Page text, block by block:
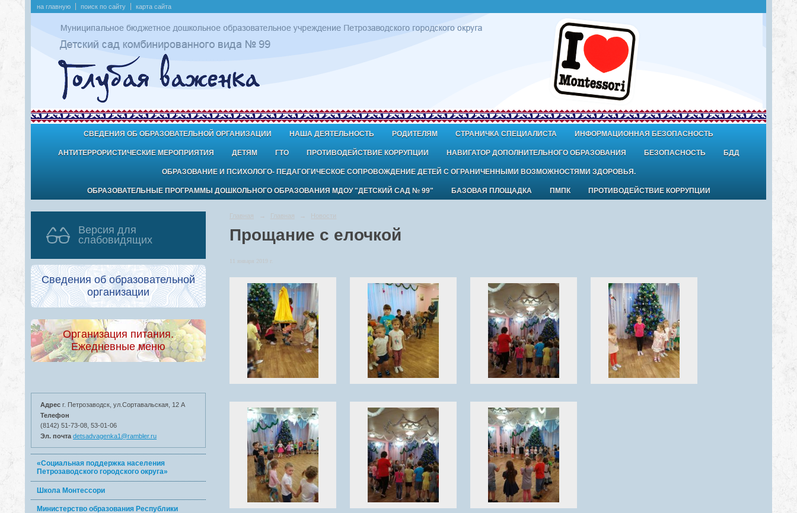
на главную поиск по сайту карта сайта
СВЕДЕНИЯ ОБ ОБРАЗОВАТЕЛЬНОЙ ОРГАНИЗАЦИИ НАША ДЕЯТЕЛЬНОСТЬ РОДИТЕЛЯМ СТРАНИЧКА СПЕЦИАЛИСТА ИНФОРМАЦИОННАЯ БЕЗОПАСНОСТЬ
АНТИТЕРРОРИСТИЧЕСКИЕ МЕРОПРИЯТИЯ ДЕТЯМ ГТО ПРОТИВОДЕЙСТВИЕ КОРРУПЦИИ НАВИГАТОР ДОПОЛНИТЕЛЬНОГО ОБРАЗОВАНИЯ БЕЗОПАСНОСТЬ БДД
ОБРАЗОВАНИЕ И ПСИХОЛОГО- ПЕДАГОГИЧЕСКОЕ СОПРОВОЖДЕНИЕ ДЕТЕЙ С ОГРАНИЧЕННЫМИ ВОЗМОЖНОСТЯМИ ЗДОРОВЬЯ.
ОБРАЗОВАТЕЛЬНЫЕ ПРОГРАММЫ ДОШКОЛЬНОГО ОБРАЗОВАНИЯ МДОУ "ДЕТСКИЙ САД № 99" БАЗОВАЯ ПЛОЩАДКА ПМПК ПРОТИВОДЕЙСТВИЕ КОРРУПЦИИ
Версия для
слабовидящих
Сведения об образовательной
организации
Организация питания.
Ежедневные меню
Адрес г. Петрозаводск, ул.Сортавальская, 12 А
Телефон
(8142) 51-73-08, 53-01-06
Эл. почта detsadvagenka1@rambler.ru
«Социальная поддержка населения
Петрозаводского городского округа»
Школа Монтессори
Министерство образования Республики
Главная → Главная → Новости
Прощание с елочкой
11 января 2019 г.